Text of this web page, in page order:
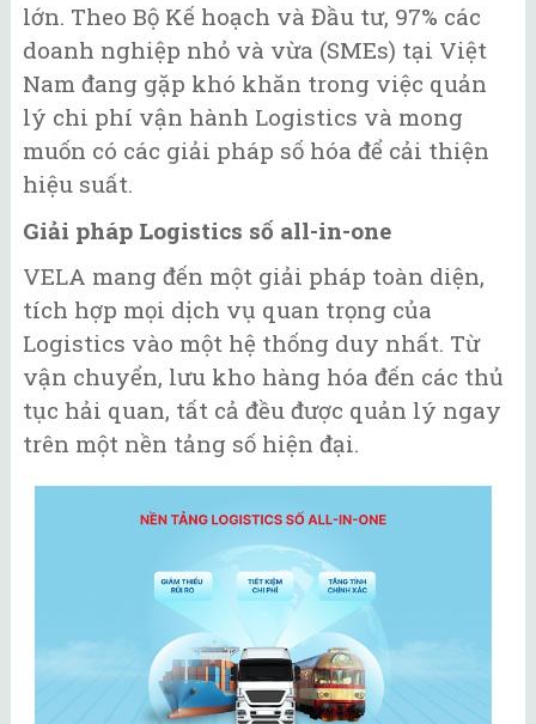
lớn. Theo Bộ Kế hoạch và Đầu tư, 97% các
doanh nghiệp nhỏ và vừa (SMEs) tại Việt
Nam đang gặp khó khăn trong việc quản
lý chi phí vận hành Logistics và mong
muốn có các giải pháp số hóa để cải thiện
hiệu suất.
Giải pháp Logistics số all-in-one
VELA mang đến một giải pháp toàn diện,
tích hợp mọi dịch vụ quan trọng của
Logistics vào một hệ thống duy nhất. Từ
vận chuyển, lưu kho hàng hóa đến các thủ
tục hải quan, tất cả đều được quản lý ngay
trên một nền tảng số hiện đại.